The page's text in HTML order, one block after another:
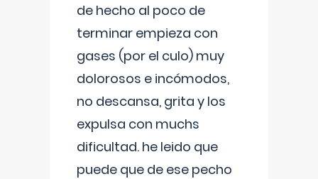
de hecho al poco de
terminar empieza con
gases (por el culo) muy
dolorosos e incómodos,
no descansa, grita y los
expulsa con muchs
dificultad. he leido que
puede que de ese pecho